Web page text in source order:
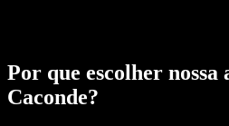
Por que escolher nossa
Caconde?